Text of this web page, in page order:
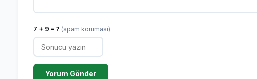
7 + 9 = ? (spam koruması)
Yorum Gönder